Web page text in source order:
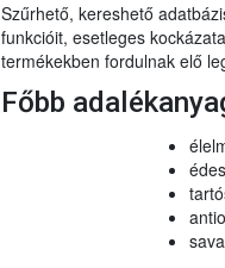
Szűrhető, kereshető
funkcióit, esetleges
termékekben fordulnak elő
Főbb